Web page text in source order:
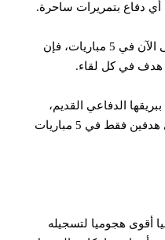
ساحرة.
12 هدفا حتى الآن في 5 مباريات، فإن
القديم،
سوى هدفين فقط في 5 مباريات
لتسجيله